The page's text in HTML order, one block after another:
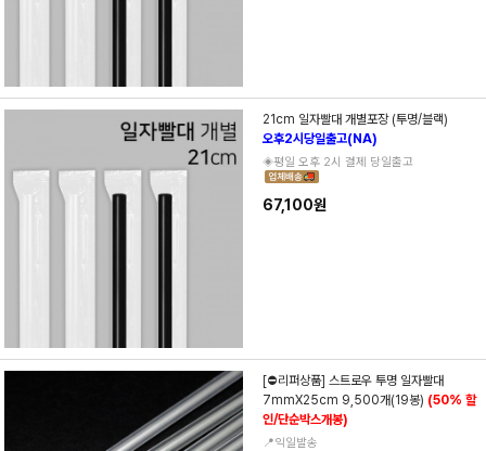
21cm 일자빨대 개별포장 (투명/블랙)
오후2시당일출고(NA)
◈평일 오후 2시 결제 당일출고
67,100원
[⛔리퍼상품] 스트로우 투명 일자빨대
7mmX25cm 9,500개(19봉) (50% 할
인/단순박스개봉)
📍익일발송